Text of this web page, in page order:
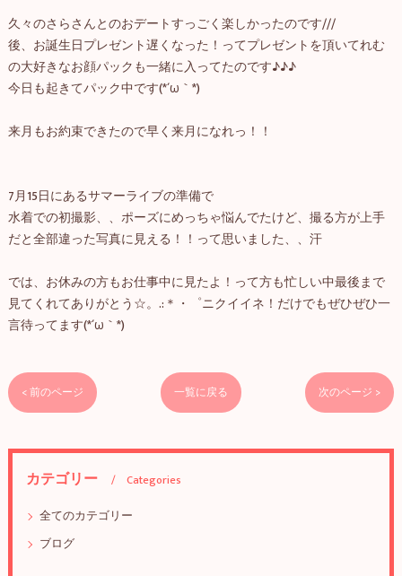
久々のさらさんとのおデートすっごく楽しかったのです///
後、お誕生日プレゼント遅くなった！ってプレゼントを頂いてれむ
の大好きなお顔パックも一緒に入ってたのです♪♪♪
今日も起きてパック中です(*´ω｀*)
来月もお約束できたので早く来月になれっ！！
7月15日にあるサマーライブの準備で
水着での初撮影、、ポーズにめっちゃ悩んでたけど、撮る方が上手
だと全部違った写真に見える！！って思いました、、汗
では、お休みの方もお仕事中に見たよ！って方も忙しい中最後まで
見てくれてありがとう☆。.:＊・゜ニクイイネ！だけでもぜひぜひ一
言待ってます(*´ω｀*)
< 前のページ 一覧に戻る 次のページ >
カテゴリー
Categories
全てのカテゴリー
ブログ